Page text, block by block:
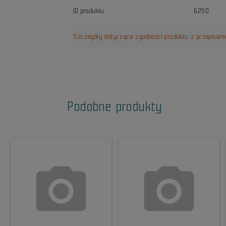
ID produktu 6250
Szczegóły dotyczące zgodności produktu z przepisami
Podobne produkty